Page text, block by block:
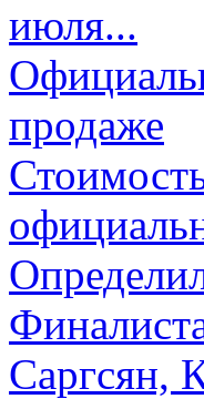
июля...
продаже
Саргсян,